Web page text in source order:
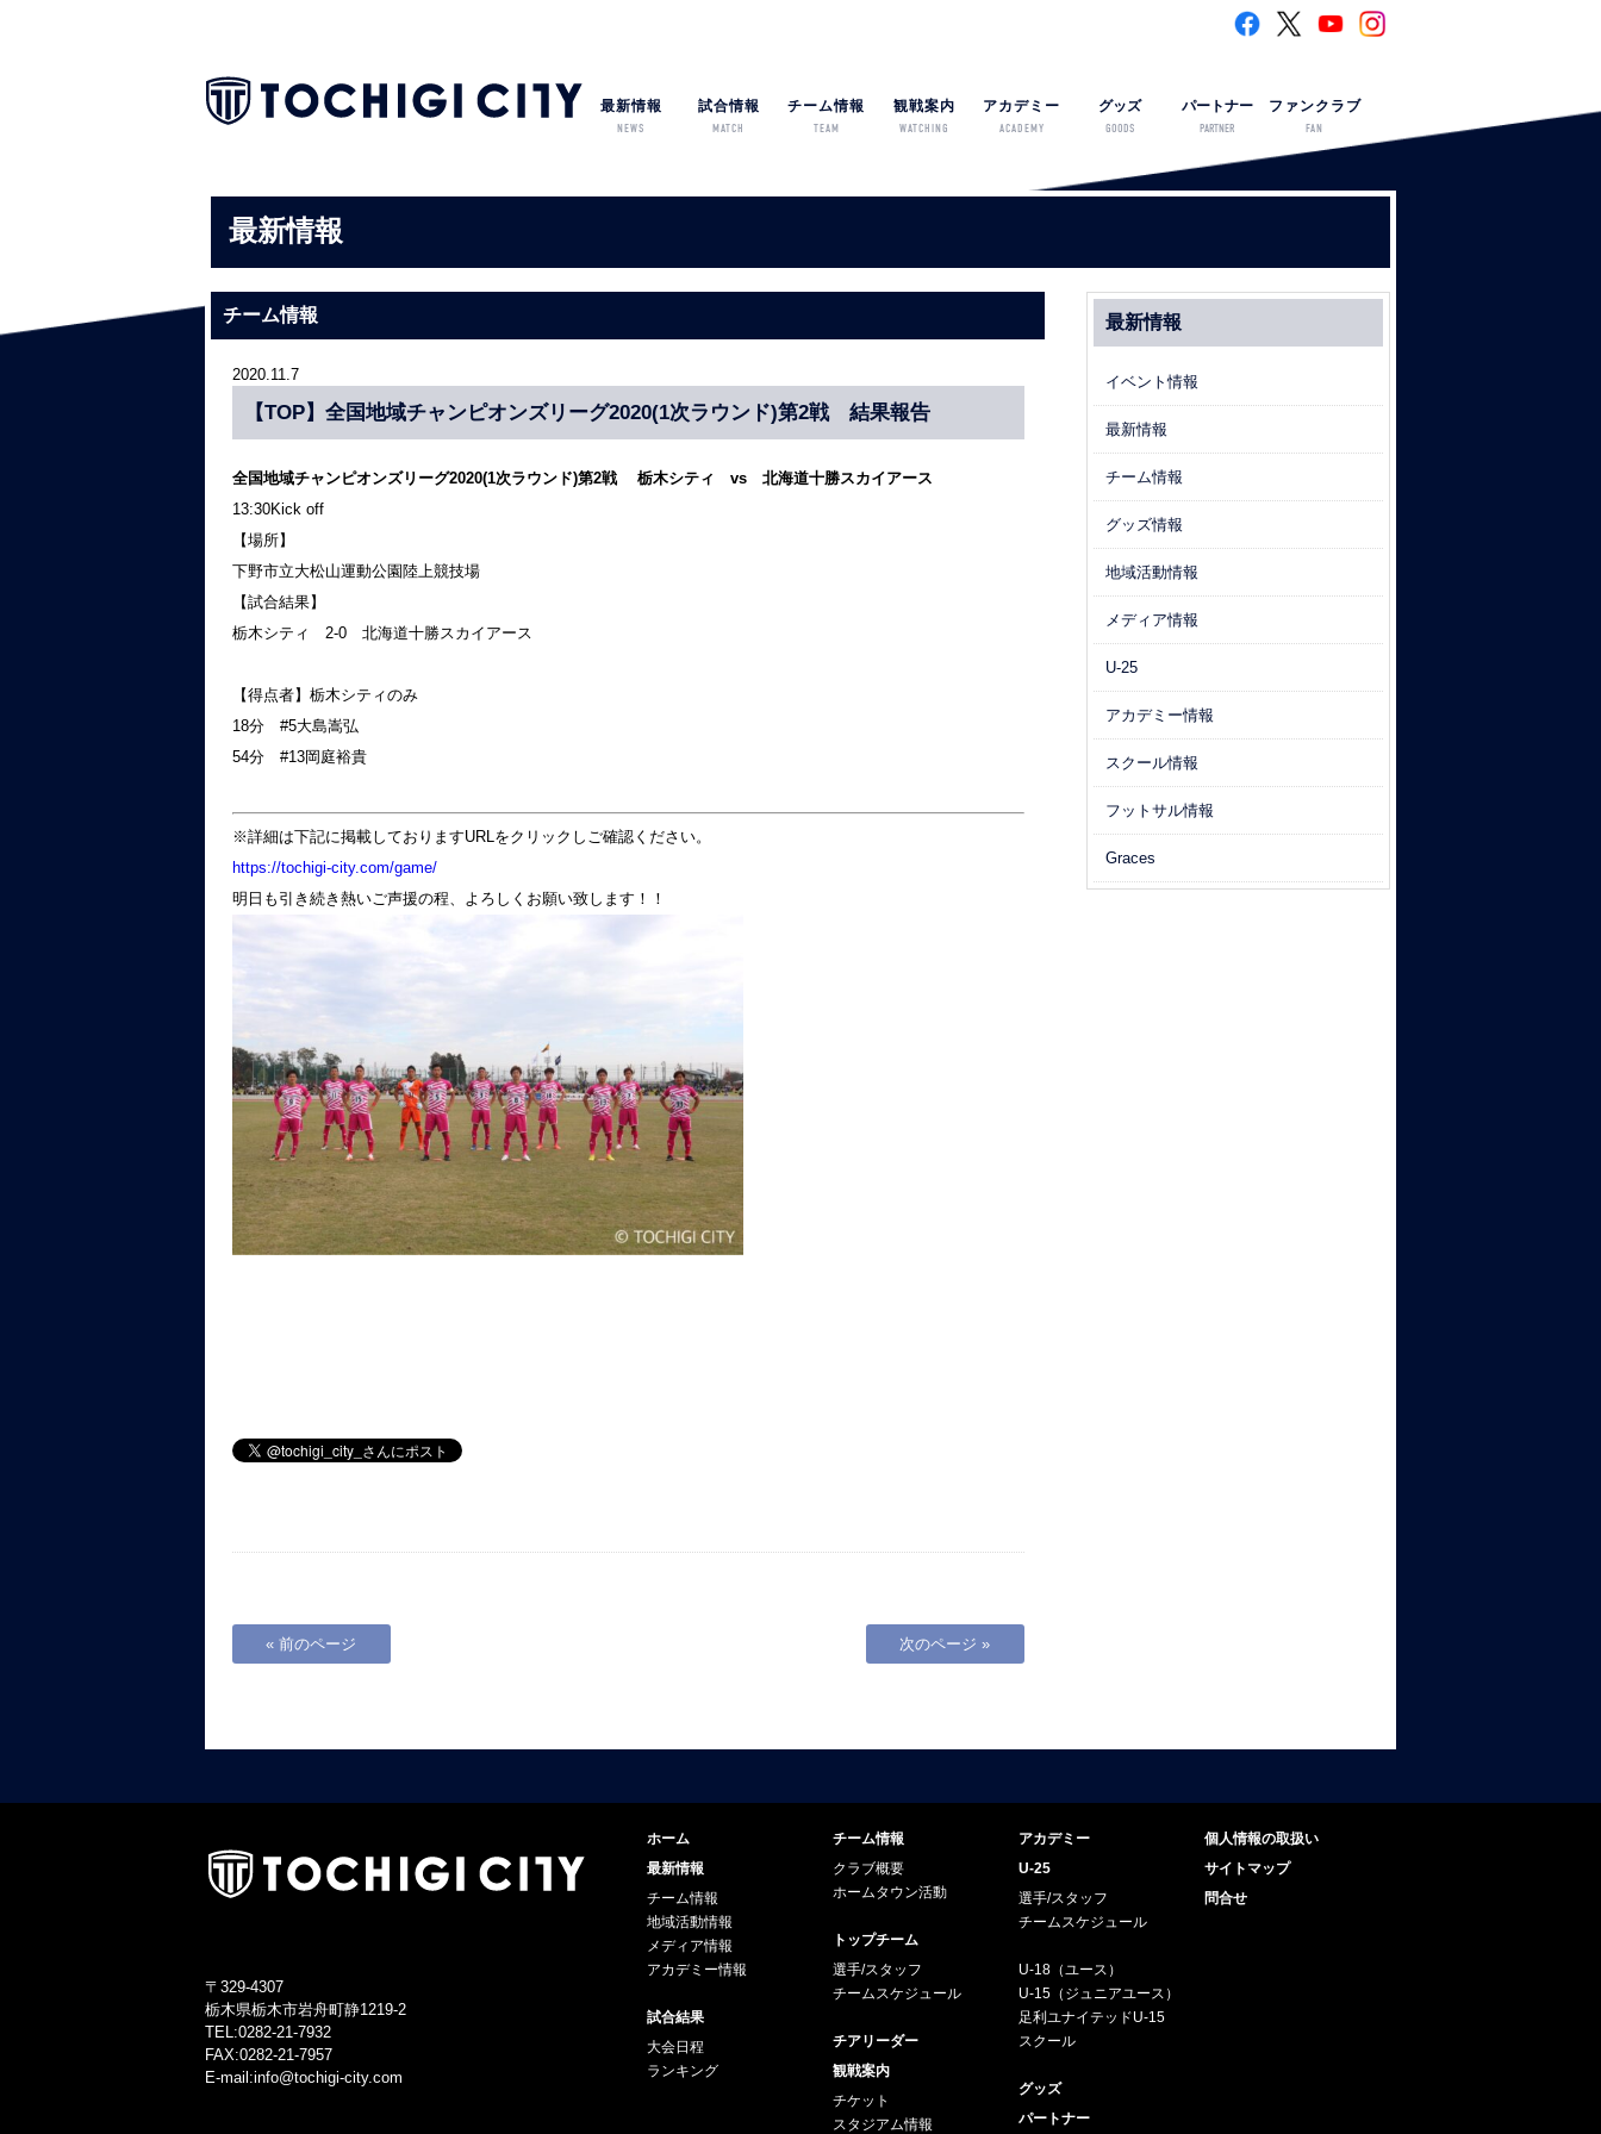
最新情報
NEWS
試合情報
MATCH
チーム情報
TEAM
観戦案内
WATCHING
アカデミー
ACADEMY
グッズ
GOODS
パートナー
PARTNER
ファンクラブ
FAN
最新情報
チーム情報
2020.11.7
【TOP】全国地域チャンピオンズリーグ2020(1次ラウンド)第2戦 結果報告
全国地域チャンピオンズリーグ2020(1次ラウンド)第2戦 栃木シティ vs 北海道十勝スカイアース
13:30Kick off
【場所】
下野市立大松山運動公園陸上競技場
【試合結果】
栃木シティ 2-0 北海道十勝スカイアース
【得点者】栃木シティのみ
18分 #5大島嵩弘
54分 #13岡庭裕貴
※詳細は下記に掲載しておりますURLをクリックしご確認ください。
https://tochigi-city.com/game/
明日も引き続き熱いご声援の程、よろしくお願い致します！！
« 前のページ 次のページ »
最新情報
イベント情報
最新情報
チーム情報
グッズ情報
地域活動情報
メディア情報
U-25
アカデミー情報
スクール情報
フットサル情報
Graces
〒329-4307
栃木県栃木市岩舟町静1219-2
TEL:0282-21-7932
FAX:0282-21-7957
E-mail:info@tochigi-city.com
ホーム
最新情報
チーム情報
地域活動情報
メディア情報
アカデミー情報
試合結果
大会日程
ランキング
チーム情報
クラブ概要
ホームタウン活動
トップチーム
選手/スタッフ
チームスケジュール
チアリーダー
観戦案内
チケット
スタジアム情報
アカデミー
U-25
選手/スタッフ
チームスケジュール
U-18（ユース）
U-15（ジュニアユース）
足利ユナイテッドU-15
スクール
グッズ
パートナー
個人情報の取扱い
サイトマップ
問合せ